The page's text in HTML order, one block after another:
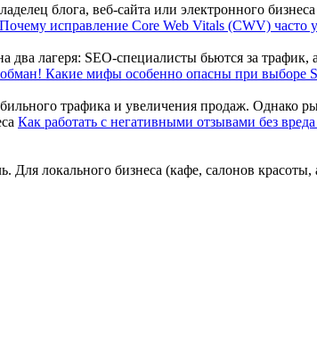
блога, веб-сайта или электронного
Почему исправление Core Web Vitals (CWV) часто
два лагеря: SEO-специалисты бьются за трафик,
Какие мифы особенно опасны при выборе
трафика и увеличения продаж. Однако
Как работать с негативными отзывами без
локального бизнеса (кафе, салонов красоты,